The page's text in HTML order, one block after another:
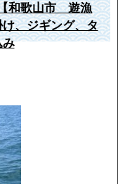
和歌山市 遊漁
、ジギング、タ
み